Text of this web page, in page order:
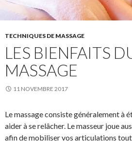
TECHNIQUES DE MASSAGE
LES BIENFAITS
MASSAGE
11 NOVEMBRE 2017
Le massage consiste généralement à
aider à se relâcher. Le masseur joue
afin de mobiliser vos articulations tout